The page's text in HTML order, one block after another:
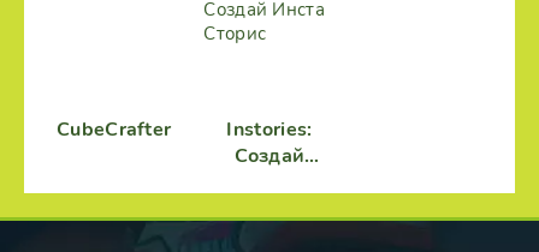
CubeCrafter
Instories:
Создай